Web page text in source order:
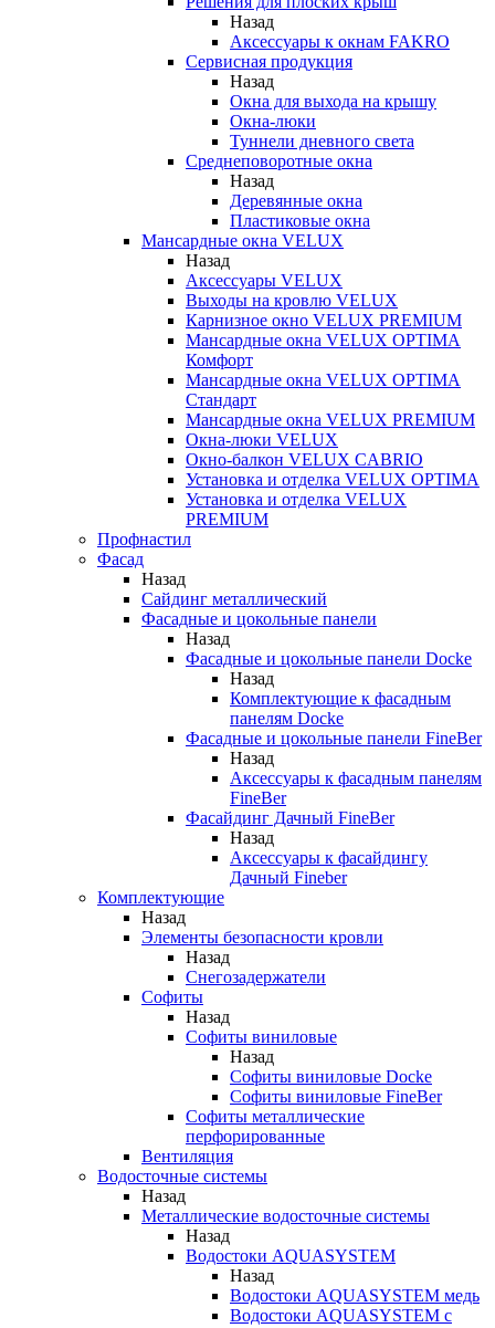
Назад
Аксессуары к окнам FAKRO
Сервисная продукция
Назад
Окна для выхода на крышу
Окна-люки
Туннели дневного света
Среднеповоротные окна
Назад
Деревянные окна
Пластиковые окна
Мансардные окна VELUX
Назад
Аксессуары VELUX
Выходы на кровлю VELUX
Карнизное окно VELUX PREMIUM
Мансардные окна VELUX OPTIMA
Комфорт
Мансардные окна VELUX OPTIMA
Стандарт
Мансардные окна VELUX PREMIUM
Окна-люки VELUX
Окно-балкон VELUX CABRIO
Установка и отделка VELUX OPTIMA
Установка и отделка VELUX
PREMIUM
Профнастил
Фасад
Назад
Сайдинг металлический
Фасадные и цокольные панели
Назад
Фасадные и цокольные панели Docke
Назад
Комплектующие к фасадным
панелям Docke
Фасадные и цокольные панели FineBer
Назад
Аксессуары к фасадным панелям
FineBer
Фасайдинг Дачный FineBer
Назад
Аксессуары к фасайдингу
Дачный Fineber
Комплектующие
Назад
Элементы безопасности кровли
Назад
Снегозадержатели
Софиты
Назад
Софиты виниловые
Назад
Софиты виниловые Docke
Софиты виниловые FineBer
Софиты металлические
перфорированные
Вентиляция
Водосточные системы
Назад
Металлические водосточные системы
Назад
Водостоки AQUASYSTEM
Назад
Водостоки AQUASYSTEM медь
Водостоки AQUASYSTEM с